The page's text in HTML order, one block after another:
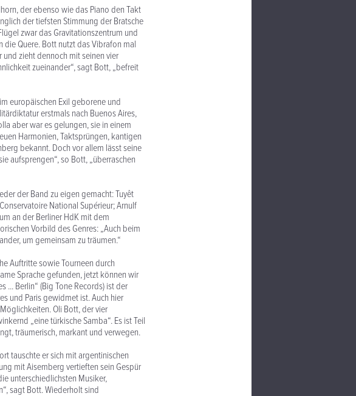
der ebenso wie das Piano den Takt
der tiefsten Stimmung der Bratsche
zwar das Gravitationszentrum und
Quere. Bott nutzt das Vibrafon mal
zieht dennoch mit seinen vier
zueinander“, sagt Bott, „befreit
europäischen Exil geborene und
erstmals nach Buenos Aires,
aber war es gelungen, sie in einem
Harmonien, Taktsprüngen, kantigen
bekannt. Doch vor allem lässt seine
aufsprengen“, so Bott, „überraschen
der Band zu eigen gemacht: Tuyêt
National Supérieur; Arnulf
an der Berliner HdK mit dem
Vorbild des Genres: „Auch beim
um gemeinsam zu träumen.“
Auftritte sowie Tourneen durch
Sprache gefunden, jetzt können wir
... Berlin“ (Big Tone Records) ist der
und Paris gewidmet ist. Auch hier
Oli Bott, der vier
„eine türkische Samba“. Es ist Teil
träumerisch, markant und verwegen.
tauschte er sich mit argentinischen
mit Aisemberg vertieften sein Gespür
unterschiedlichsten Musiker,
sagt Bott. Wiederholt sind